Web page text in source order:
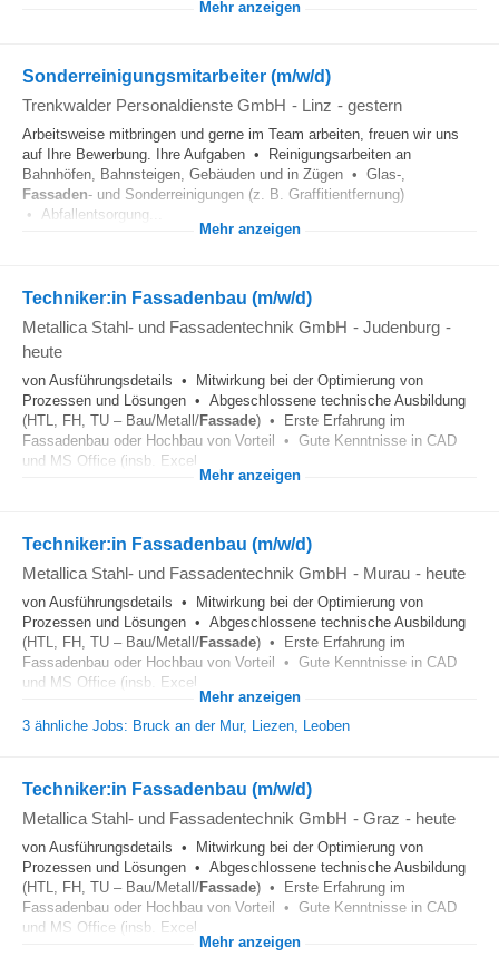
Mehr anzeigen
Sonderreinigungsmitarbeiter (m/w/d)
Trenkwalder Personaldienste GmbH - Linz - gestern
Arbeitsweise mitbringen und gerne im Team arbeiten, freuen wir uns
auf Ihre Bewerbung. Ihre Aufgaben • Reinigungsarbeiten an
Bahnhöfen, Bahnsteigen, Gebäuden und in Zügen • Glas-,
Fassaden- und Sonderreinigungen (z. B. Graffitientfernung)
• Abfallentsorgung...
Mehr anzeigen
Techniker:in Fassadenbau (m/w/d)
Metallica Stahl- und Fassadentechnik GmbH - Judenburg -
heute
von Ausführungsdetails • Mitwirkung bei der Optimierung von
Prozessen und Lösungen • Abgeschlossene technische Ausbildung
(HTL, FH, TU – Bau/Metall/Fassade) • Erste Erfahrung im
Fassadenbau oder Hochbau von Vorteil • Gute Kenntnisse in CAD
und MS Office (insb. Excel...
Mehr anzeigen
Techniker:in Fassadenbau (m/w/d)
Metallica Stahl- und Fassadentechnik GmbH - Murau - heute
von Ausführungsdetails • Mitwirkung bei der Optimierung von
Prozessen und Lösungen • Abgeschlossene technische Ausbildung
(HTL, FH, TU – Bau/Metall/Fassade) • Erste Erfahrung im
Fassadenbau oder Hochbau von Vorteil • Gute Kenntnisse in CAD
und MS Office (insb. Excel...
Mehr anzeigen
3 ähnliche Jobs: Bruck an der Mur, Liezen, Leoben
Techniker:in Fassadenbau (m/w/d)
Metallica Stahl- und Fassadentechnik GmbH - Graz - heute
von Ausführungsdetails • Mitwirkung bei der Optimierung von
Prozessen und Lösungen • Abgeschlossene technische Ausbildung
(HTL, FH, TU – Bau/Metall/Fassade) • Erste Erfahrung im
Fassadenbau oder Hochbau von Vorteil • Gute Kenntnisse in CAD
und MS Office (insb. Excel...
Mehr anzeigen